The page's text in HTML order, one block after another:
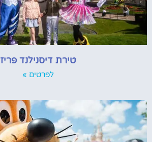
טירת דיסנילנד פריז
לפרטים »